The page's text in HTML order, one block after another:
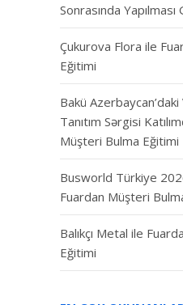
Sonrasında
Çukurova Flora ile Fuar
Eğitimi
Bakü
Tanıtım Sərgisi
Müşteri Bulma Eğitimi
Busworld Türkiye 2026
Fuardan Müşteri
Balıkçı Metal ile
Eğitimi